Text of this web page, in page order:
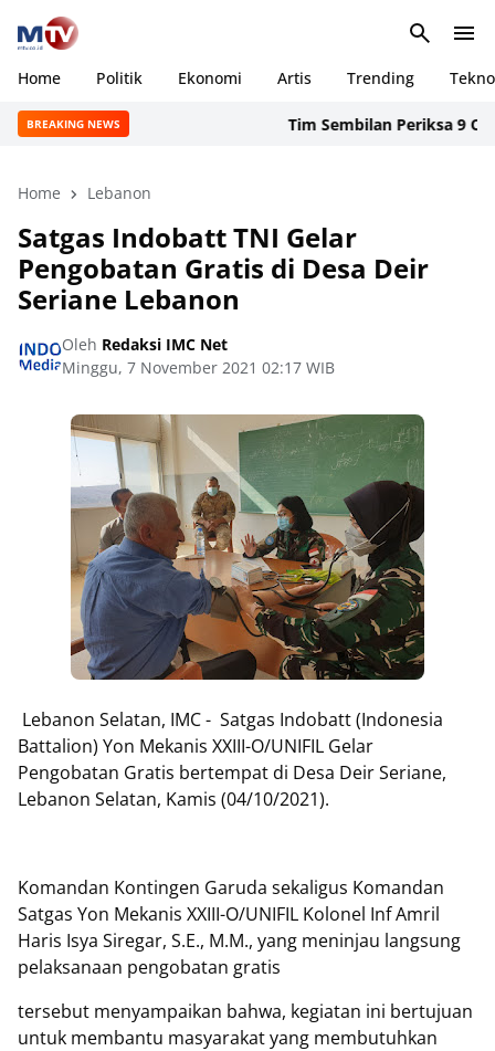
Home Politik Ekonomi Artis Trending Tekno
BREAKING NEWS Tim Sembilan Periksa 9
Home Lebanon
Satgas Indobatt TNI Gelar
Pengobatan Gratis di Desa Deir
Seriane Lebanon
Oleh Redaksi IMC Net
Minggu, 7 November 2021 02:17 WIB
Lebanon Selatan, IMC - Satgas Indobatt (Indonesia
Battalion) Yon Mekanis XXIII-O/UNIFIL Gelar
Pengobatan Gratis bertempat di Desa Deir Seriane,
Lebanon Selatan, Kamis (04/10/2021).
Komandan Kontingen Garuda sekaligus Komandan
Satgas Yon Mekanis XXIII-O/UNIFIL Kolonel Inf Amril
Haris Isya Siregar, S.E., M.M., yang meninjau langsung
pelaksanaan pengobatan gratis
tersebut menyampaikan bahwa, kegiatan ini bertujuan
untuk membantu masyarakat yang membutuhkan